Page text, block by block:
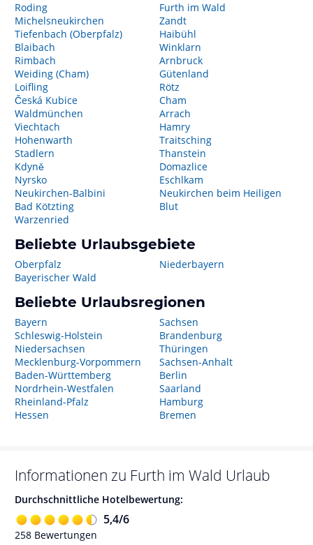
Roding
Michelsneukirchen
Tiefenbach (Oberpfalz)
Blaibach
Rimbach
Weiding (Cham)
Loifling
Česká Kubice
Waldmünchen
Viechtach
Hohenwarth
Stadlern
Kdyně
Nyrsko
Neukirchen-Balbini
Bad Kötzting
Warzenried
Furth im Wald
Zandt
Haibühl
Winklarn
Arnbruck
Gütenland
Rötz
Cham
Arrach
Hamry
Traitsching
Thanstein
Domazlice
Eschlkam
Neukirchen beim Heiligen
Blut
Beliebte Urlaubsgebiete
Oberpfalz
Bayerischer Wald
Niederbayern
Beliebte Urlaubsregionen
Bayern
Schleswig-Holstein
Niedersachsen
Mecklenburg-Vorpommern
Baden-Württemberg
Nordrhein-Westfalen
Rheinland-Pfalz
Hessen
Sachsen
Brandenburg
Thüringen
Sachsen-Anhalt
Berlin
Saarland
Hamburg
Bremen
Informationen zu Furth im Wald Urlaub
Durchschnittliche Hotelbewertung:
5,4/6
258 Bewertungen